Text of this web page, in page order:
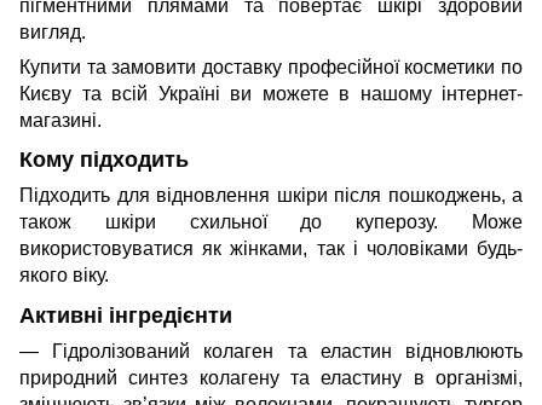
пігментними плямами та повертає шкірі здоровий
вигляд.
Купити та замовити доставку професійної косметики по
Києву та всій Україні ви можете в нашому інтернет-
магазині.
Кому підходить
Підходить для відновлення шкіри після пошкоджень, а
також шкіри схильної до куперозу. Може
використовуватися як жінками, так і чоловіками будь-
якого віку.
Активні інгредієнти
— Гідролізований колаген та еластин відновлюють
природний синтез колагену та еластину в організмі,